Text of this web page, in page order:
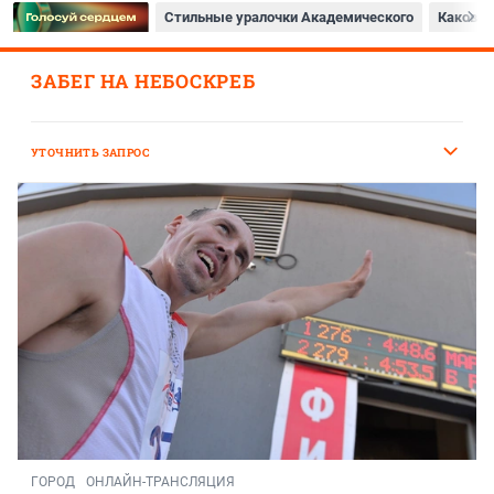
Стильные уралочки Академического Каково
ЗАБЕГ НА НЕБОСКРЕБ
УТОЧНИТЬ ЗАПРОС
ГОРОД ОНЛАЙН-ТРАНСЛЯЦИЯ